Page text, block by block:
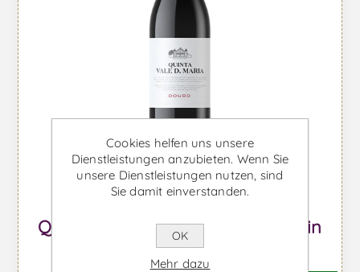
Quinta Vale Dona Maria - Rotwein
Ab €48,84 inkl. MwSt.
Cookies helfen uns unsere
Dienstleistungen anzubieten. Wenn Sie
unsere Dienstleistungen nutzen, sind
Sie damit einverstanden.
OK
Mehr dazu